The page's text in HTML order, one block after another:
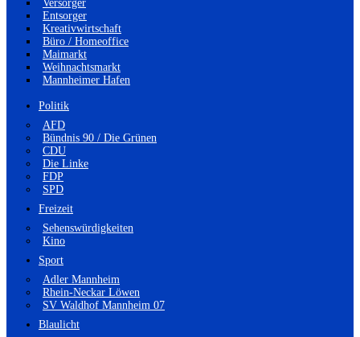
Versorger
Entsorger
Kreativwirtschaft
Büro / Homeoffice
Maimarkt
Weihnachtsmarkt
Mannheimer Hafen
Politik
AFD
Bündnis 90 / Die Grünen
CDU
Die Linke
FDP
SPD
Freizeit
Sehenswürdigkeiten
Kino
Sport
Adler Mannheim
Rhein-Neckar Löwen
SV Waldhof Mannheim 07
Blaulicht